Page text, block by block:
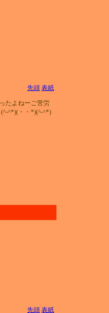
先頭 表紙
たよねーご苦労
^*)(・・*)(^-^*)
先頭 表紙